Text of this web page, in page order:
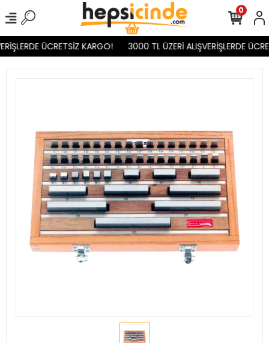
ÜCRETSİZ KARGO! 3000 TL ÜZERİ ALIŞVERİŞLERDE
0